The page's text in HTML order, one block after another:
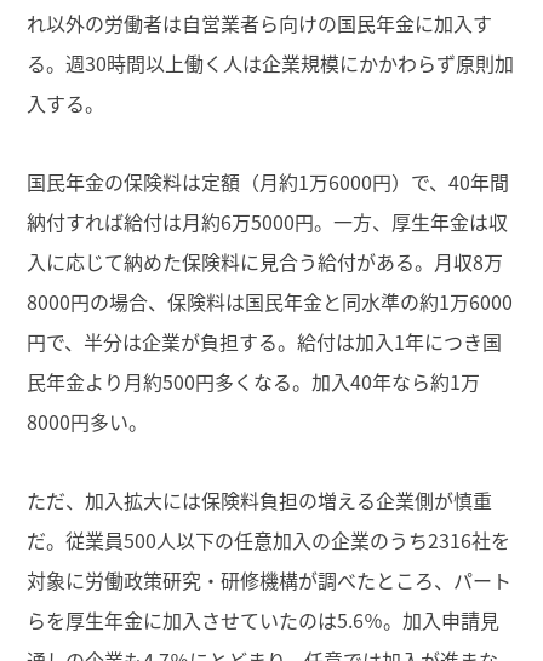
れ以外の労働者は自営業者ら向けの国民年金に加入す
る。週30時間以上働く人は企業規模にかかわらず原則加
入する。
国民年金の保険料は定額（月約1万6000円）で、40年間
納付すれば給付は月約6万5000円。一方、厚生年金は収
入に応じて納めた保険料に見合う給付がある。月収8万
8000円の場合、保険料は国民年金と同水準の約1万6000
円で、半分は企業が負担する。給付は加入1年につき国
民年金より月約500円多くなる。加入40年なら約1万
8000円多い。
ただ、加入拡大には保険料負担の増える企業側が慎重
だ。従業員500人以下の任意加入の企業のうち2316社を
対象に労働政策研究・研修機構が調べたところ、パート
らを厚生年金に加入させていたのは5.6％。加入申請見